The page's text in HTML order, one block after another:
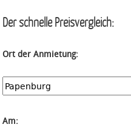
Der schnelle Preisvergleich:
Ort der Anmietung:
Am: